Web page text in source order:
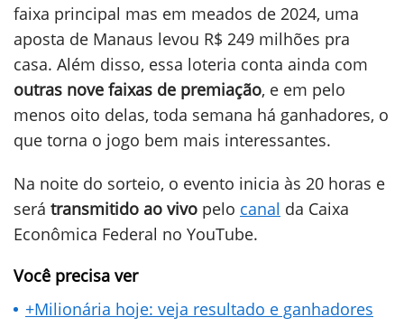
faixa principal mas em meados de 2024, uma
aposta de Manaus levou R$ 249 milhões pra
casa. Além disso, essa loteria conta ainda com
outras nove faixas de premiação, e em pelo
menos oito delas, toda semana há ganhadores, o
que torna o jogo bem mais interessantes.
Na noite do sorteio, o evento inicia às 20 horas e
será transmitido ao vivo pelo canal da Caixa
Econômica Federal no YouTube.
Você precisa ver
+Milionária hoje: veja resultado e ganhadores